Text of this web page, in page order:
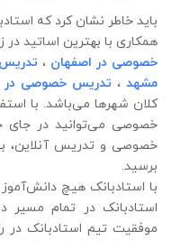
باید خاطر نشان کرد که
همکاری با بهترین اساتید در
خصوصی در اصفهان ،
مشهد ، تدریس خصوصی در
کلان شهرها می‌باشد. با
خصوصی می‌توانید در جای
خصوصی و تدریس آنلاین،
برسید.
با استادبانک هیچ
استادبانک در تمام
موفقیت تیم استادبانک در